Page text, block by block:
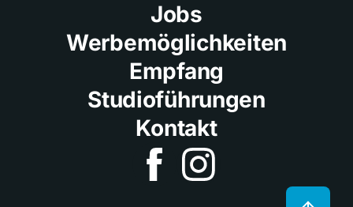
Jobs
Werbemöglichkeiten
Empfang
Studioführungen
Kontakt